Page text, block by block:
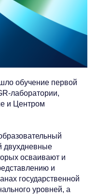
обучение первой
лаборатории,
и Центром
двухдневные
осваивают и
и
государственной
уровней, а